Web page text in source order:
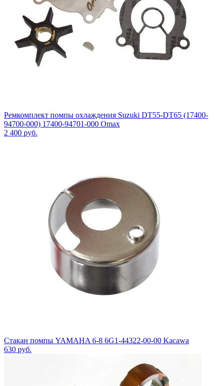
Ремкомплект помпы охлаждения Suzuki DT55-DT65 (17400-
94700-000) 17400-94701-000 Omax
2 400 руб.
Стакан помпы YAMAHA 6-8 6G1-44322-00-00 Kacawa
630 руб.